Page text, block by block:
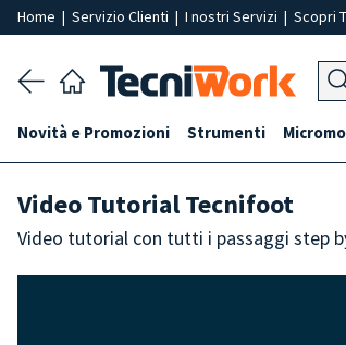
Home | Servizio Clienti | I nostri Servizi | Scopri
Novità e Promozioni Strumenti
Video Tutorial Tecnifoot
Video tutorial con tutti i passaggi step